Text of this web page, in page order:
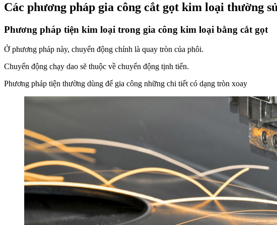
Các phương pháp gia công cắt gọt kim loại thường
Phương pháp tiện kim loại trong gia công kim loại bằng cắt gọt
Ở phương pháp này, chuyển động chính là quay tròn của phôi.
Chuyển động chạy dao sẽ thuộc về chuyển động tịnh tiến.
Phương pháp tiện thường dùng để gia công những chi tiết có dạng tròn xoay